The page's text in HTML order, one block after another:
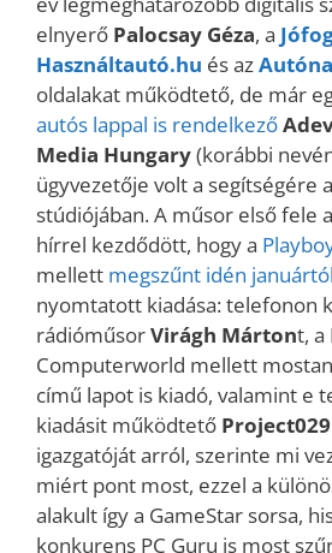
elnyerő Palocsay Géza, a
Használtautó.hu és az
oldalakat működtető, de már
autós lappal is rendelkező
Media Hungary(korábbi
ügyvezetője volt a segítségére
stúdiójában. A műsor első fele
hírrel kezdődött, hogy a
mellett megszűnt idén januártól
nyomtatott kiadása: telefonon
rádióműsorVirágh Mártont, a
Computerworld mellett
című lapot is kiadó, valamint e
kiadásit működtető
igazgatóját arról, szerinte mi
miért pont most, ezzel a
alakult így a GameStar sorsa,
konkurens PC Guru is most